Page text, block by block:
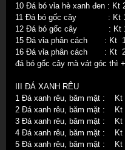
10 Đá bó vỉa hè xanh đen : Kt
11 Đá bó gốc cây : Kt
12 Đá bó gốc cây : Kt
15 Đá vỉa phân cách : Kt
16 Đá vỉa phân cách : Kt
đá bó gốc cây mà vát góc thì
III ĐÁ XANH RÊU
1 Đá xanh rêu, băm mặt : Kt
2 Đá xanh rêu, băm mặt : Kt
3 Đá xanh rêu, băm mặt : Kt
4 Đá xanh rêu, băm mặt : Kt
5 Đá xanh rêu, băm mặt : Kt